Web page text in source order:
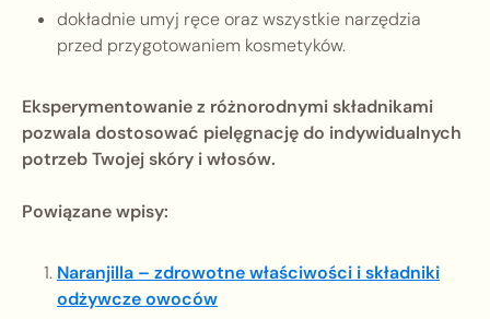
dokładnie umyj ręce oraz wszystkie narzędzia
przed przygotowaniem kosmetyków.
Eksperymentowanie z różnorodnymi składnikami
pozwala dostosować pielęgnację do indywidualnych
potrzeb Twojej skóry i włosów.
Powiązane wpisy:
Naranjilla – zdrowotne właściwości i składniki
odżywcze owoców